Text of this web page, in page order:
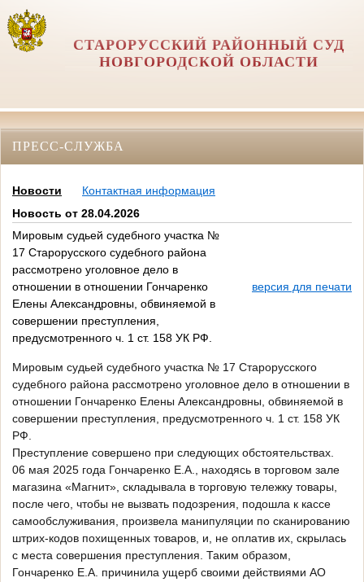
СТАРОРУССКИЙ РАЙОННЫЙ СУД
НОВГОРОДСКОЙ ОБЛАСТИ
ПРЕСС-СЛУЖБА
Новости
Контактная информация
Новость от 28.04.2026
Мировым судьей судебного участка №
17 Старорусского судебного района
рассмотрено уголовное дело в
отношении в отношении Гончаренко
Елены Александровны, обвиняемой в
совершении преступления,
предусмотренного ч. 1 ст. 158 УК РФ.
версия для печати
Мировым судьей судебного участка № 17 Старорусского
судебного района рассмотрено уголовное дело в отношении в
отношении Гончаренко Елены Александровны, обвиняемой в
совершении преступления, предусмотренного ч. 1 ст. 158 УК
РФ.
Преступление совершено при следующих обстоятельствах.
06 мая 2025 года Гончаренко Е.А., находясь в торговом зале
магазина «Магнит», складывала в торговую тележку товары,
после чего, чтобы не вызвать подозрения, подошла к кассе
самообслуживания, произвела манипуляции по сканированию
штрих-кодов похищенных товаров, и, не оплатив их, скрылась
с места совершения преступления. Таким образом,
Гончаренко Е.А. причинила ущерб своими действиями АО